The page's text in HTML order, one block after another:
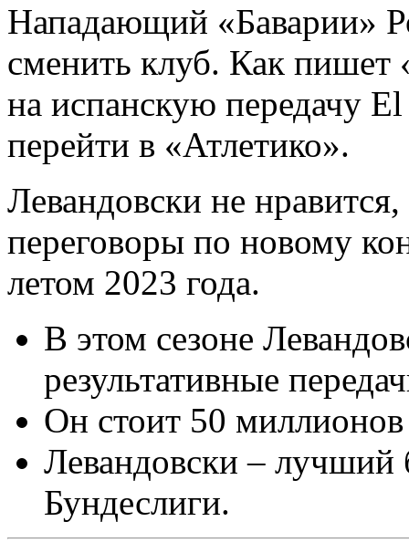
Нападающий «Баварии»
сменить клуб. Как пишет
на испанскую передачу
перейти в «Атлетико».
Левандовски не нравится,
переговоры по новому
летом 2023 года.
В этом сезоне
результативные
Он стоит 50 миллионов
Левандовски – лучший
Бундеслиги.